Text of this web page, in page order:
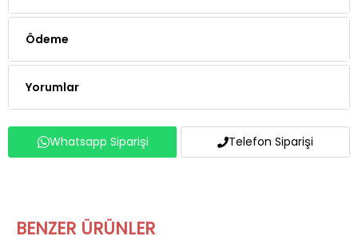
Ödeme
Yorumlar
Whatsapp Siparişi Telefon Siparişi
BENZER ÜRÜNLER